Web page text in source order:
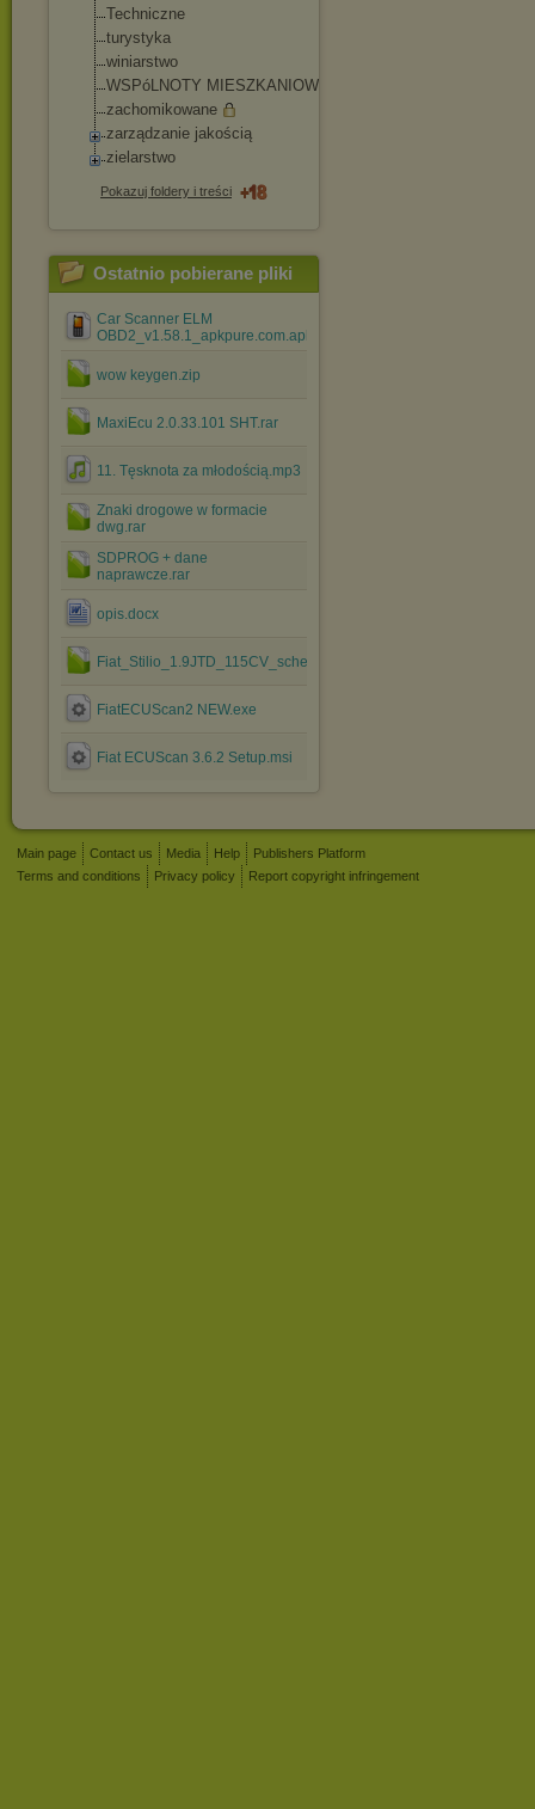
Techniczne
turystyka
winiarstwo
WSPóLNOTY MIESZKANIOWE
zachomikowane
zarządzanie jakością
zielarstwo
Pokazuj foldery i treści
Ostatnio pobierane pliki
Car Scanner ELM
OBD2_v1.58.1_apkpure.com.apk
wow keygen.zip
MaxiEcu 2.0.33.101 SHT.rar
11. Tęsknota za młodością.mp3
Znaki drogowe w formacie
dwg.rar
SDPROG + dane
naprawcze.rar
opis.docx
Fiat_Stilio_1.9JTD_115CV_schematy_elektryczne_ITA.rar
FiatECUScan2 NEW.exe
Fiat ECUScan 3.6.2 Setup.msi
Main page Contact us Media Help
Publishers Platform
Terms and conditions
Privacy policy Report copyright infringement